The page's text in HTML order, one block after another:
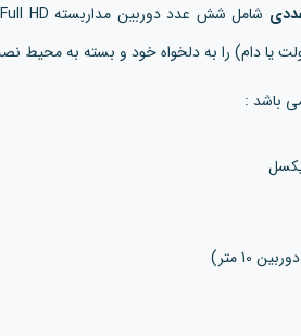
یا دام) را به دلخواه خود و بسته به محیط
باشد :